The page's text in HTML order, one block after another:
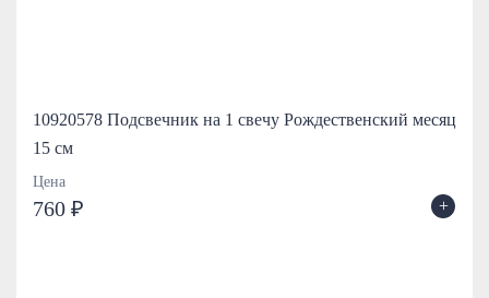
10920578 Подсвечник на 1 свечу Рождественский месяц
15 см
Цена
760 ₽ +